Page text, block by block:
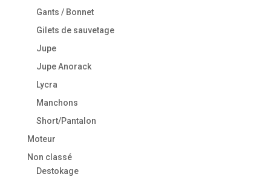
Gants / Bonnet
Gilets de sauvetage
Jupe
Jupe Anorack
Lycra
Manchons
Short/Pantalon
Moteur
Non classé
Destokage